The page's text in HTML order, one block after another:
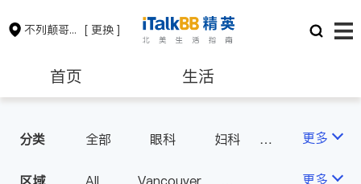
不列颠哥伦比亚省 [ 更换 ]
首页 生活
保险理财 房地产租售
分类 全部 眼科
妇科
更多
更多